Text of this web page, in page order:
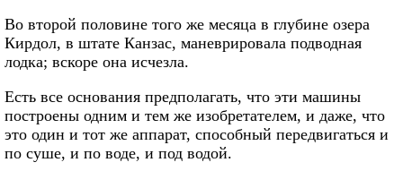
Во второй половине того же месяца в глубине озера
Кирдол, в штате Канзас, маневрировала подводная
лодка; вскоре она исчезла.
Есть все основания предполагать, что эти машины
построены одним и тем же изобретателем, и даже, что
это один и тот же аппарат, способный передвигаться и
по суше, и по воде, и под водой.